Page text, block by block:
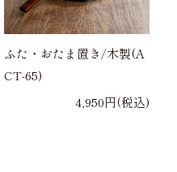
ふた・おたま置き/木製(A
CT-65)
4,950円(税込)